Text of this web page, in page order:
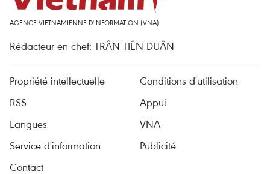
AGENCE VIETNAMIENNE D'INFORMATION (VNA)
Rédacteur en chef: TRÂN TIÊN DUÂN
Propriété intellectuelle
Conditions d'utilisation
RSS
Appui
Langues
VNA
Service d'information
Publicité
Contact